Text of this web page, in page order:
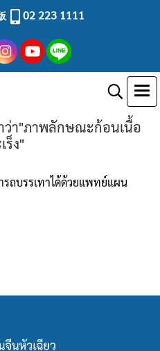
02 223 1111
ว่า"ภาพลักษณะก้อนเนื้อ
ร็ง"
ถบรรเทาได้ด้วยแพทย์แผน